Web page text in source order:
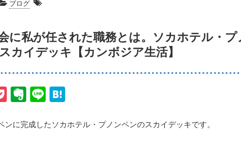
ブログ
に私が任された職務とは。ソカホテル・プ
カイデッキ【カンボジア生活】
PocketEvernote
Line
ンに完成したソカホテル・プノンペンのスカイデッキです。